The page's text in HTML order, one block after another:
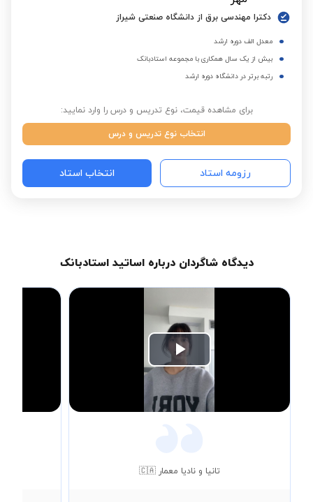
دکترا مهندسی برق از دانشگاه صنعتی شیراز
معدل الف دوره ارشد
بیش از یک سال همکاری با مجموعه استادبانک
رتبه برتر در دانشگاه دوره ارشد
برای مشاهده قیمت، نوع تدریس و درس را وارد نمایید:
انتخاب نوع تدریس و درس
رزومه استاد انتخاب استاد
دیدگاه شاگردان درباره اساتید استادبانک
Play
Video
تانیا و نادیا معمار 🇨🇦